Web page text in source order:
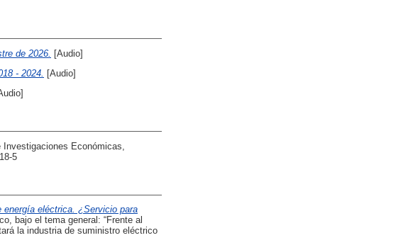
de 2026. [Audio]
- 2024.
[Audio]
Investigaciones Económicas,
5
energía eléctrica. ¿Servicio para
bajo el tema general: “Frente al
la industria de suministro eléctrico